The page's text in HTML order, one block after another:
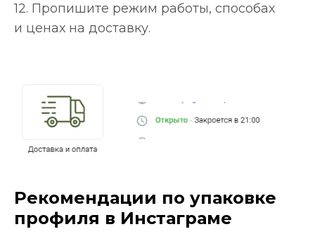
12. Пропишите режим работы, способах
и ценах на доставку.
Рекомендации по упаковке
профиля в Инстаграме